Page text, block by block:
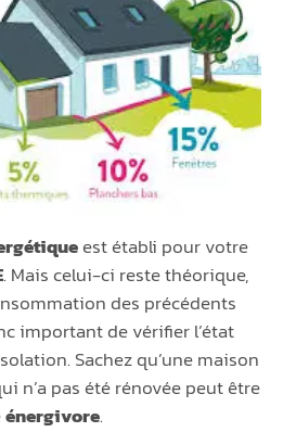
estétabli pour votre
. Mais celui-ci reste théorique,
des précédents
important de vérifier l’état
Sachez qu’une maison
n’a pas été rénovée peut être
énergivore.